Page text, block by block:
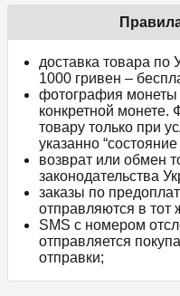
доставка товара по
1000 гривен –
фотография монеты
конкретной монете.
товару только при
указанно
возврат или обмен
законодательства
заказы по
отправляются в тот
SMS с номером
отправляется
отправки;